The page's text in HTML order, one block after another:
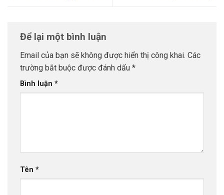
Để lại một bình luận
Email của bạn sẽ không được hiển thị công khai. Các
trường bắt buộc được đánh dấu *
Bình luận *
Tên *